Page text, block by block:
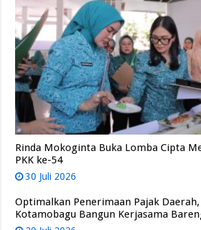
Rinda Mokoginta Buka Lomba Cipta
PKK ke-54
30 Juli 2026
Optimalkan Penerimaan Pajak
Kotamobagu Bangun Kerjasama